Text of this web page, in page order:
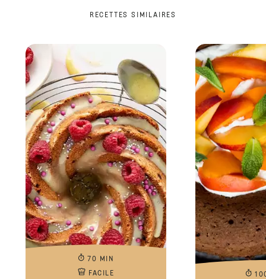
RECETTES SIMILAIRES
70 MIN
FACILE